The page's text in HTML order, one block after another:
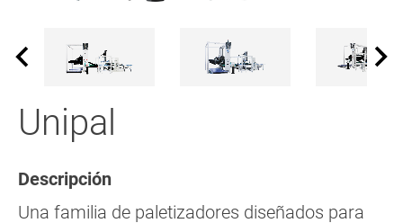
Unipal
Descripción
Una familia de paletizadores diseñados para